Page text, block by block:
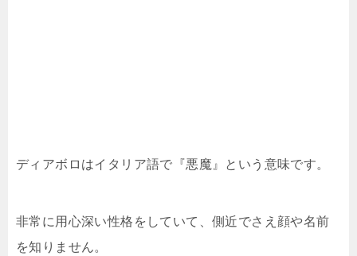
ディアボロはイタリア語で『悪魔』という意味です。
非常に用心深い性格をしていて、側近でさえ顔や名前
を知りません。